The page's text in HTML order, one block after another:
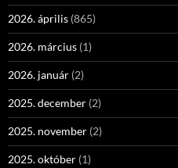
2026. április (865)
2026. március (1)
2026. január (2)
2025. december (2)
2025. november (2)
2025. október (1)